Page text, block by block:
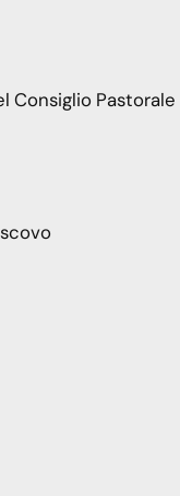
Consiglio